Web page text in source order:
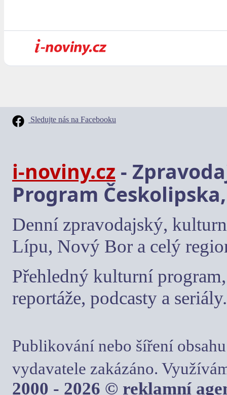
Sledujte nás na Facebooku
i-noviny.cz -
Program
Denní zpravodajský,
Lípu, Nový Bor a celý
Přehledný kulturní
reportáže, podcasty a seriály.
Publikování nebo šíření
vydavatele zakázáno.
2000 - 2026 © reklamní